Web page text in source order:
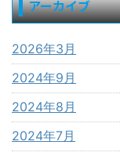
アーカイブ
2026年3月
2024年9月
2024年8月
2024年7月